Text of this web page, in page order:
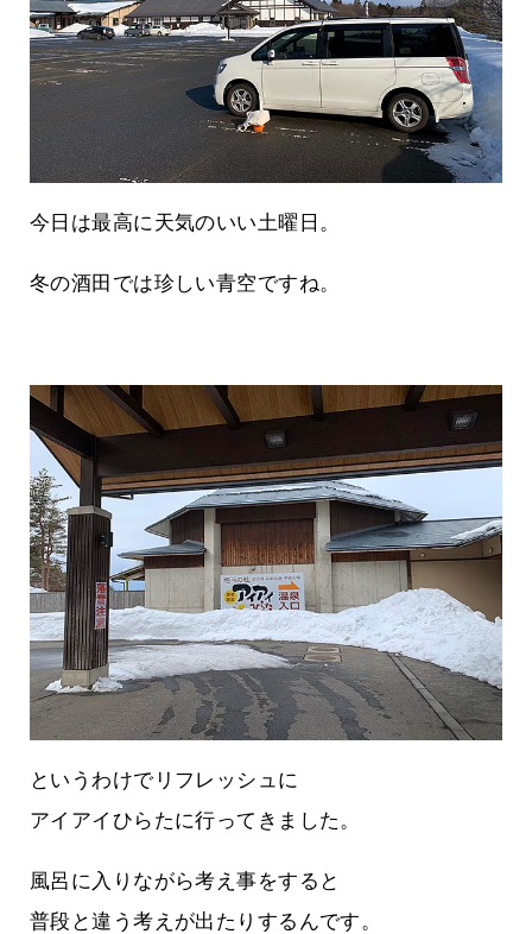
今日は最高に天気のいい土曜日。
冬の酒田では珍しい青空ですね。
というわけでリフレッシュに
アイアイひらたに行ってきました。
風呂に入りながら考え事をすると
普段と違う考えが出たりするんです。